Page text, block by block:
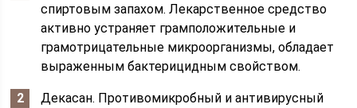
спиртовым запахом. Лекарственное средство
активно устраняет грамположительные и
грамотрицательные микроорганизмы, обладает
выраженным бактерицидным свойством.
Декасан. Противомикробный и антивирусный